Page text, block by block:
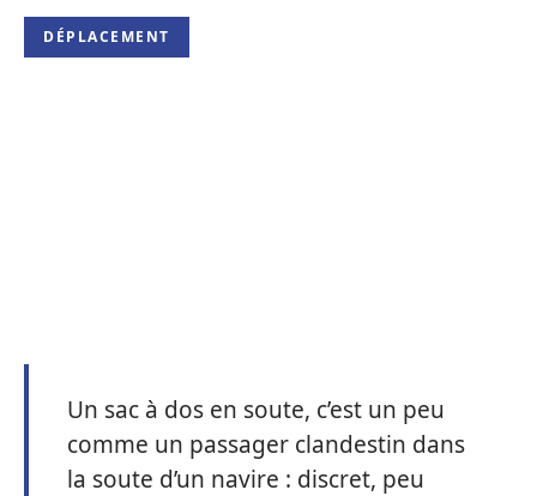
DÉPLACEMENT
Un sac à dos en soute, c’est un peu
comme un passager clandestin dans
la soute d’un navire : discret, peu